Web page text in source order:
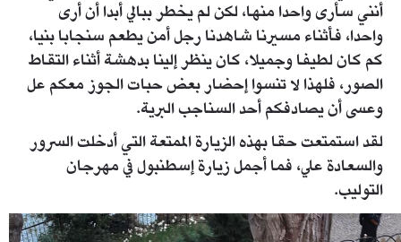
أنني سأرى واحدا منها، لكن لم يخطر ببالي أبدا أن أرى
واحدا، فأثناء مسيرنا شاهدنا رجل أمن يطعم سنجابا بنيا،
كم كان لطيفا وجميلا، كان ينظر إلينا بدهشة أثناء التقاط
الصور، فلهذا لا تنسوا إحضار بعض حبات الجوز معكم عل
وعسى أن يصادفكم أحد السناجب البرية.
لقد استمتعت حقا بهذه الزيارة الممتعة التي أدخلت السرور
والسعادة علي، فما أجمل زيارة إسطنبول في مهرجان
التوليب.
8.jpg